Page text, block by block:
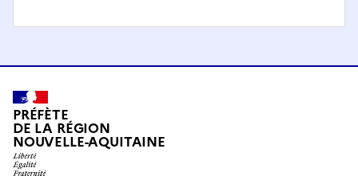
PRÉFÈTE
DE LA RÉGION
NOUVELLE-AQUITAINE